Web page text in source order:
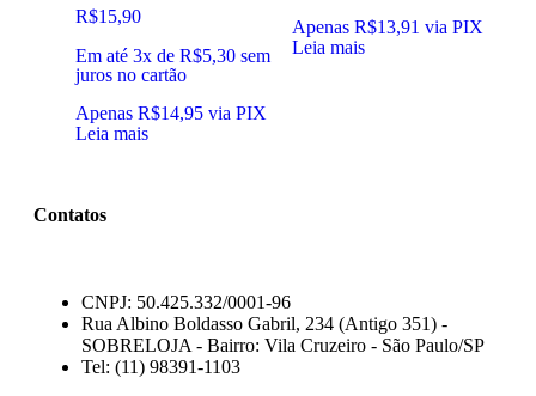
R$15,90
Em até 3x de R$5,30 sem
juros no cartão
Apenas R$14,95 via PIX
Leia mais
Apenas R$13,91 via PIX
Leia mais
Contatos
CNPJ: 50.425.332/0001-96
Rua Albino Boldasso Gabril, 234 (Antigo 351) -
SOBRELOJA - Bairro: Vila Cruzeiro - São Paulo/SP
​​​​​​​​​​​​​​​​​​​​Tel: (11) 98391-1103